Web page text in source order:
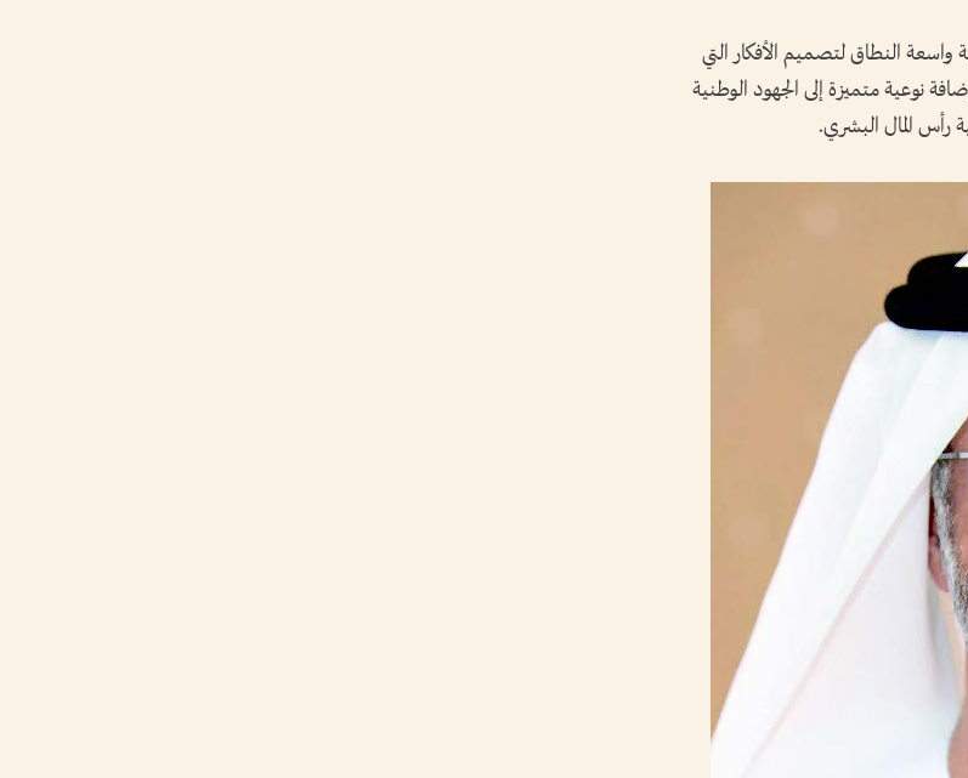
النطاق لتصميم الأفكار التي
نوعية متميزة إلى الجهود الوطنية
رأس المال البشري.